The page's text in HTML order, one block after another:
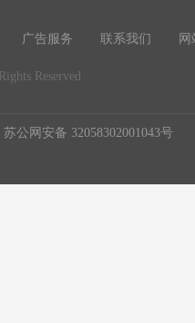
广告服务 联系我们 网
Reserved
苏公网安备 32058302001043号